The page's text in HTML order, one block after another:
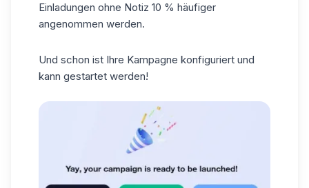
Einladungen ohne Notiz 10 % häufiger
angenommen werden.
Und schon ist Ihre Kampagne konfiguriert und
kann gestartet werden!